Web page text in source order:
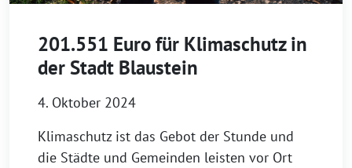
201.551 Euro für Klimaschutz in
der Stadt Blaustein
4. Oktober 2024
Klimaschutz ist das Gebot der Stunde und
die Städte und Gemeinden leisten vor Ort